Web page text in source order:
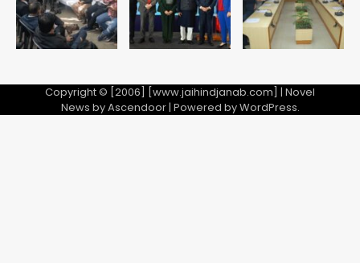
Copyright © [2006] [www.jaihindjanab.com] | Novel
News byAscendoor| Powered byWordPress.